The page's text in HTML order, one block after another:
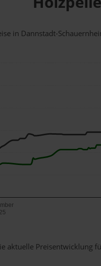
in Dannstadt-
aktuelle Preisentwicklung